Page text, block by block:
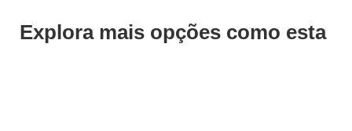
Explora mais opções como esta